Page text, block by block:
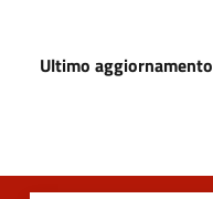
Ultimo aggiornamento